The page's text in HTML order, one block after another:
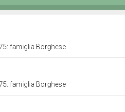
famiglia Borghese
famiglia Borghese